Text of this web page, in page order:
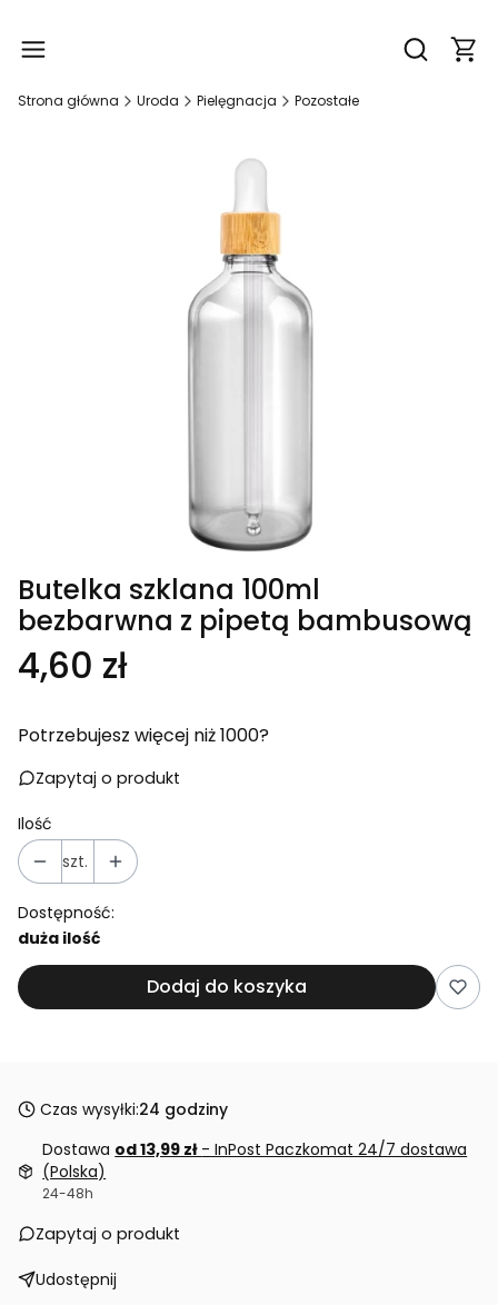
Otwórz
Strona główna Uroda Pielęgnacja Pozostałe
Butelka szklana 100ml
bezbarwna z pipetą bambusową
Cena
4,60 zł
Potrzebujesz więcej niż 1000?
Zapytaj o produkt
Ilość
szt.
Dostępność:
duża ilość
Dodaj do koszyka
Czas wysyłki:24 godziny
Dostawa od 13,99 zł - InPost Paczkomat 24/7 dostawa
(Polska)
24-48h
Zapytaj o produkt
Udostępnij